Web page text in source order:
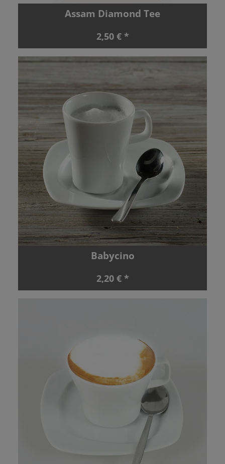
Assam Diamond Tee
2,50 € *
Babycino
2,20 € *